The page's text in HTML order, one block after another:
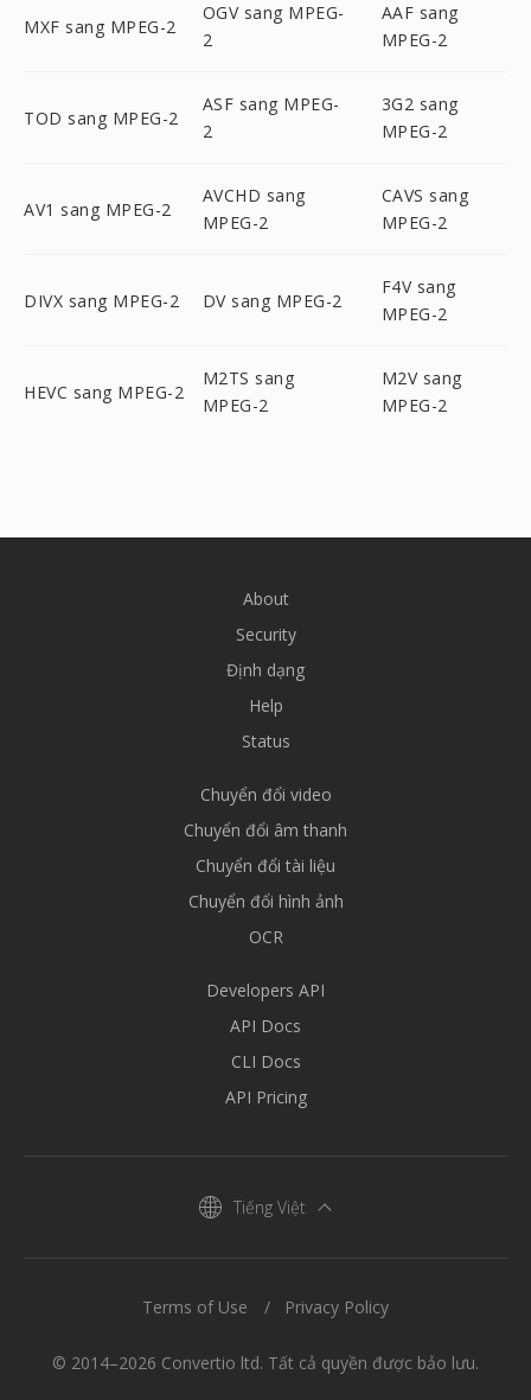
MXF sang MPEG-2
OGV sang MPEG-
2
AAF sang
MPEG-2
TOD sang MPEG-2
ASF sang MPEG-
2
3G2 sang
MPEG-2
AV1 sang MPEG-2
AVCHD sang
MPEG-2
CAVS sang
MPEG-2
DIVX sang MPEG-2 DV sang MPEG-2
F4V sang
MPEG-2
HEVC sang MPEG-2
M2TS sang
MPEG-2
M2V sang
MPEG-2
About
Security
Định dạng
Help
Status
Chuyển đổi video
Chuyển đổi âm thanh
Chuyển đổi tài liệu
Chuyển đổi hình ảnh
OCR
Developers API
API Docs
CLI Docs
API Pricing
Tiếng Việt
© 2014–2026 Convertio ltd. Tất cả quyền được bảo lưu.
Terms of Use Privacy Policy